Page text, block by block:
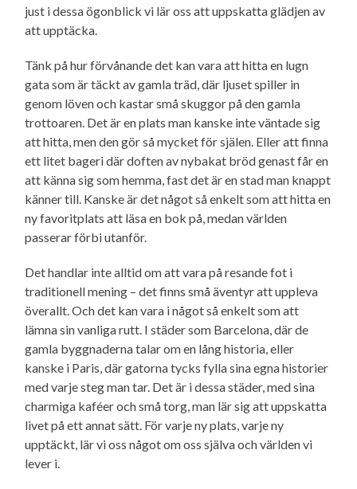
just i dessa ögonblick vi lär oss att uppskatta glädjen av
att upptäcka.
Tänk på hur förvånande det kan vara att hitta en lugn
gata som är täckt av gamla träd, där ljuset spiller in
genom löven och kastar små skuggor på den gamla
trottoaren. Det är en plats man kanske inte väntade sig
att hitta, men den gör så mycket för själen. Eller att finna
ett litet bageri där doften av nybakat bröd genast får en
att känna sig som hemma, fast det är en stad man knappt
känner till. Kanske är det något så enkelt som att hitta en
ny favoritplats att läsa en bok på, medan världen
passerar förbi utanför.
Det handlar inte alltid om att vara på resande fot i
traditionell mening – det finns små äventyr att uppleva
överallt. Och det kan vara i något så enkelt som att
lämna sin vanliga rutt. I städer som Barcelona, där de
gamla byggnaderna talar om en lång historia, eller
kanske i Paris, där gatorna tycks fylla sina egna historier
med varje steg man tar. Det är i dessa städer, med sina
charmiga kaféer och små torg, man lär sig att uppskatta
livet på ett annat sätt. För varje ny plats, varje ny
upptäckt, lär vi oss något om oss själva och världen vi
lever i.